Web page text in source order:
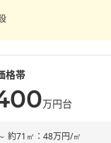
格帯
万円台
約71㎡：48万円/㎡